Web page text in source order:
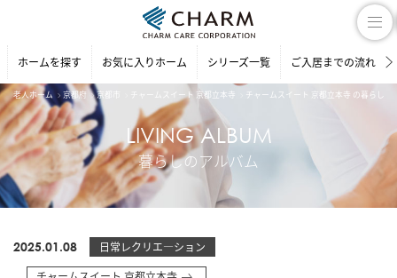
ホームを探す お気に入りホーム シリーズ一覧 ご入居までの流れ
老人ホーム 京都府 京都市 チャームスイート 京都立本寺 チャームスイート 京都立本寺 の暮らしの
LIVING ALBUM
暮らしのアルバム
2025.01.08
日常レクリエ―ション